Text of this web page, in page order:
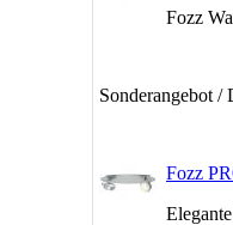
Fozz
Sonderangebot /
Fozz